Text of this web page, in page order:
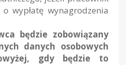
o wypłatę wynagrodzenia
będzie zobowiązany
danych osobowych
gdy będzie to